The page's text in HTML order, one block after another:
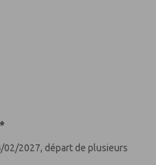
02/2027, départ de plusieurs